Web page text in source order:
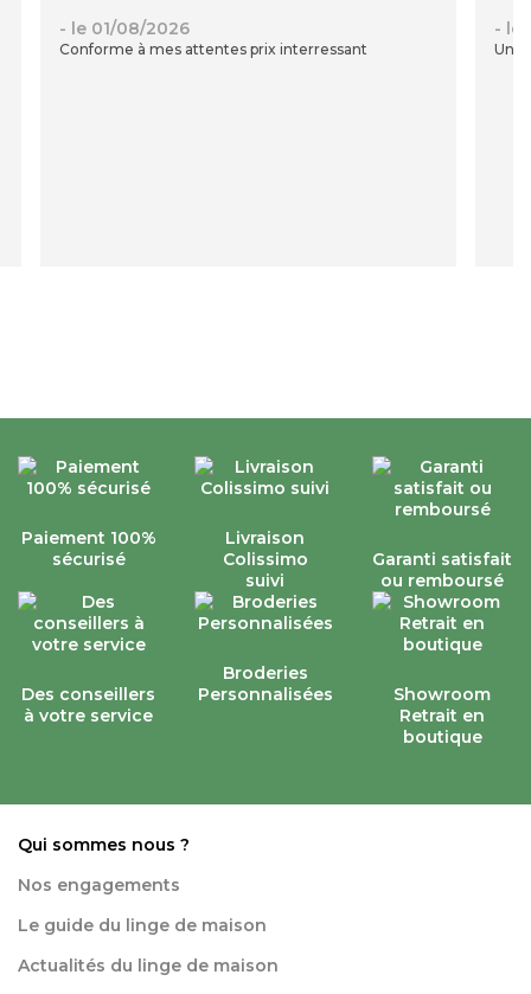
- le 01/08/2026
Conforme à mes attentes prix interressant
- le
Une
Paiement 100%
sécurisé
Livraison
Colissimo
suivi
Garanti satisfait
ou remboursé
Des conseillers
à votre service
Broderies
Personnalisées
Showroom
Retrait en
boutique
Qui sommes nous ?
Nos engagements
Le guide du linge de maison
Actualités du linge de maison